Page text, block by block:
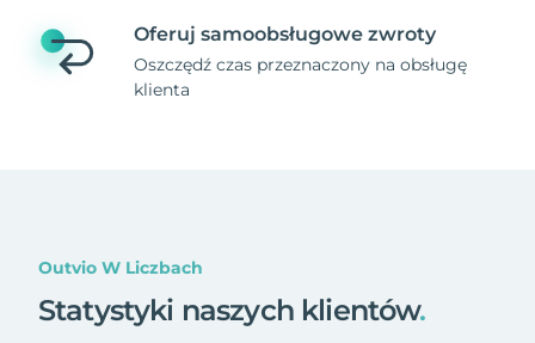
Oferuj samoobsługowe zwroty
Oszczędź czas przeznaczony na obsługę
klienta
Outvio W Liczbach
Statystyki naszych klientów.